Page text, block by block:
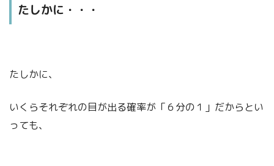
たしかに・・・
たしかに、
いくらそれぞれの目が出る確率が「６分の１」だからとい
っても、